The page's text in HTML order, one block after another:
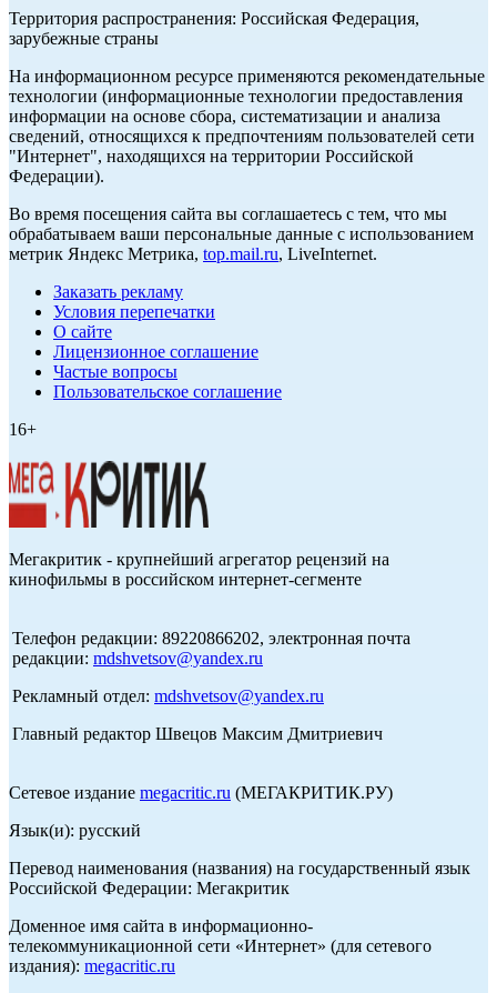
Территория распространения: Российская Федерация,
зарубежные страны
На информационном ресурсе применяются рекомендательные
технологии (информационные технологии предоставления
информации на основе сбора, систематизации и анализа
сведений, относящихся к предпочтениям пользователей сети
"Интернет", находящихся на территории Российской
Федерации).
Во время посещения сайта вы соглашаетесь с тем, что мы
обрабатываем ваши персональные данные с использованием
метрик Яндекс Метрика, top.mail.ru, LiveInternet.
Заказать рекламу
Условия перепечатки
О сайте
Лицензионное соглашение
Частые вопросы
Пользовательское соглашение
16+
Мегакритик - крупнейший агрегатор рецензий на
кинофильмы в российском интернет-сегменте
Телефон редакции: 89220866202, электронная почта
редакции: mdshvetsov@yandex.ru
Рекламный отдел: mdshvetsov@yandex.ru
Главный редактор Швецов Максим Дмитриевич
Сетевое издание megacritic.ru (МЕГАКРИТИК.РУ)
Язык(и): русский
Перевод наименования (названия) на государственный язык
Российской Федерации: Мегакритик
Доменное имя сайта в информационно-
телекоммуникационной сети «Интернет» (для сетевого
издания): megacritic.ru